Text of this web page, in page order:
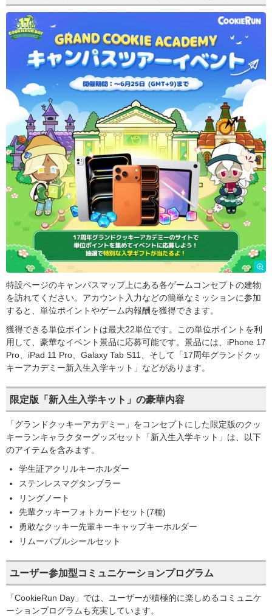
特設ページのキャンパスマップ上にある各ゲームコンセプトの建物
を訪れてください。アカウント入力などの簡単なミッションに参加
すると、単位ポイントやゲーム内報酬を獲得できます。
獲得できる単位ポイントは最大22単位です。この単位ポイントを利
用して、豪華なイベント景品に応募可能です。景品には、iPhone 17
Pro、iPad 11 Pro、Galaxy Tab S11、そして「17周年グランドクッ
キーアカデミー新入生入学キット」などがあります。
限定版「新入生入学キット」の豪華内容
「グランドクッキーアカデミー」をコンセプトにした限定版のクッ
キーランキャラクターグッズセット「新入生入学キット」は、以下
のアイテムを含みます。
学生証アクリルキーホルダー
ステンレスマグタンブラー
リングノート
先輩クッキーフォトカードセット(7種)
勇敢なクッキー先輩キーキャップキーホルダー
リムーバブルシールセット
ユーザー参加型コミュニケーションプログラム
「CookieRun Day」では、ユーザーが積極的に楽しめるコミュニケ
ーションプログラムも充実しています。